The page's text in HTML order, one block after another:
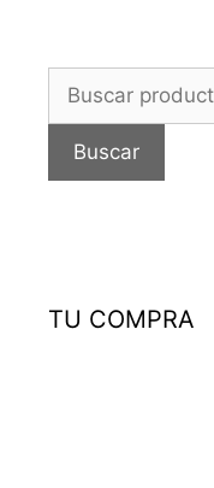
Buscar
Buscar
TU COMPRA